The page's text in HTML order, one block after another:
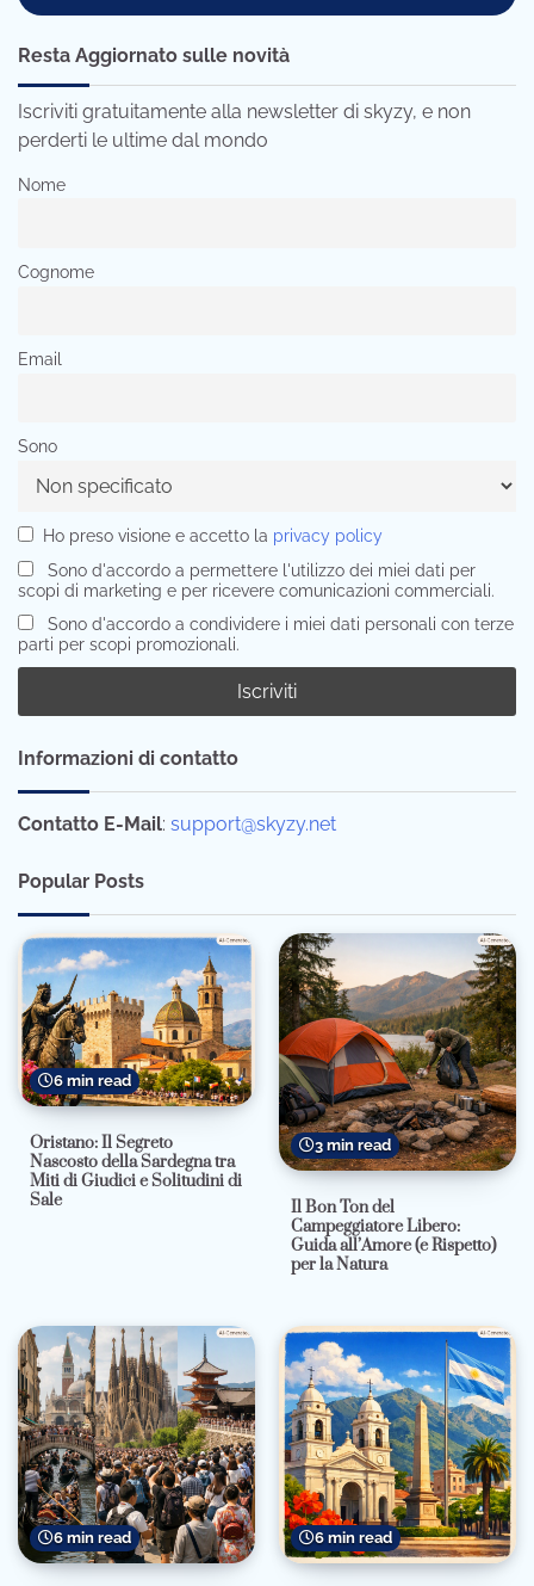
Resta Aggiornato sulle novità
Iscriviti gratuitamente alla newsletter di skyzy, e non
perderti le ultime dal mondo
Nome
Cognome
Email
Sono
Ho preso visione e accetto la privacy policy
Sono d'accordo a permettere l'utilizzo dei miei dati per
scopi di marketing e per ricevere comunicazioni commerciali.
Sono d'accordo a condividere i miei dati personali con terze
parti per scopi promozionali.
Informazioni di contatto
Contatto E-Mail: support@skyzy.net
Popular Posts
6 min read
Oristano: Il Segreto
Nascosto della Sardegna tra
Miti di Giudici e Solitudini di
Sale
3 min read
Il Bon Ton del
Campeggiatore Libero:
Guida all’Amore (e Rispetto)
per la Natura
6 min read 6 min read